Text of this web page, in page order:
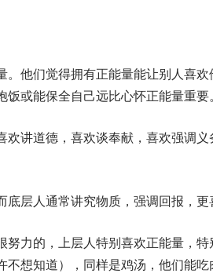
。他们觉得拥有正能量能让别人喜
或能保全自己远比心怀正能量重要。
欢讲道德，喜欢谈奉献，喜欢强调
层人通常讲究物质，强调回报，更
努力的，上层人特别喜欢正能量，
不想知道），同样是鸡汤，他们能